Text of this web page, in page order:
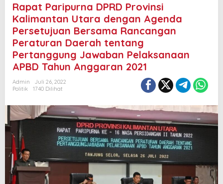
Rapat Paripurna DPRD Provinsi
Kalimantan Utara dengan Agenda
Persetujuan Bersama Rancangan
Peraturan Daerah tentang
Pertanggung Jawaban Pelaksanaan
APBD Tahun Anggaran 2021
Admin
Juli 26, 2022
Politik
1740 Dilihat